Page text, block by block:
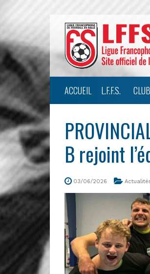
ACCUEIL L.F.F.S.
B rejoint
03/06/2026